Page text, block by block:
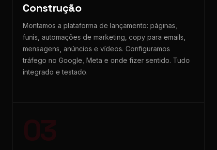
Construção
Montamos a plataforma de lançamento: páginas,
funis, automações de marketing, copy para emails,
mensagens, anúncios e vídeos. Configuramos
tráfego no Google, Meta e onde fizer sentido. Tudo
integrado e testado.
03